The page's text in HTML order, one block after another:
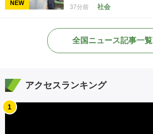
NEW
37分前 社会
全国ニュース記事一覧
アクセスランキング
1